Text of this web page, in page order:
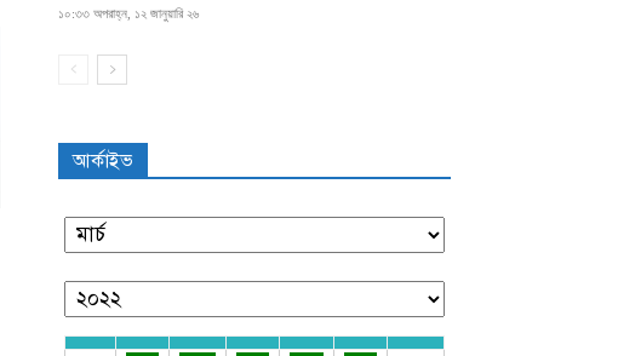
১০:৩৩ অপরাহ্ন, ১২ জানুয়ারি ২৬
আর্কাইভ